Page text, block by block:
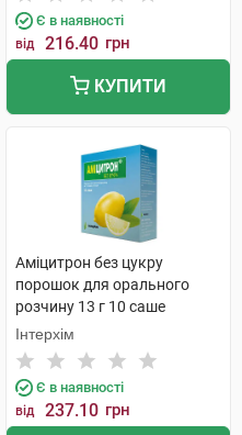
Є в наявності
від 216.40 грн
КУПИТИ
Аміцитрон без цукру
порошок для орального
розчину 13 г 10 саше
Інтерхім
Є в наявності
від 237.10 грн